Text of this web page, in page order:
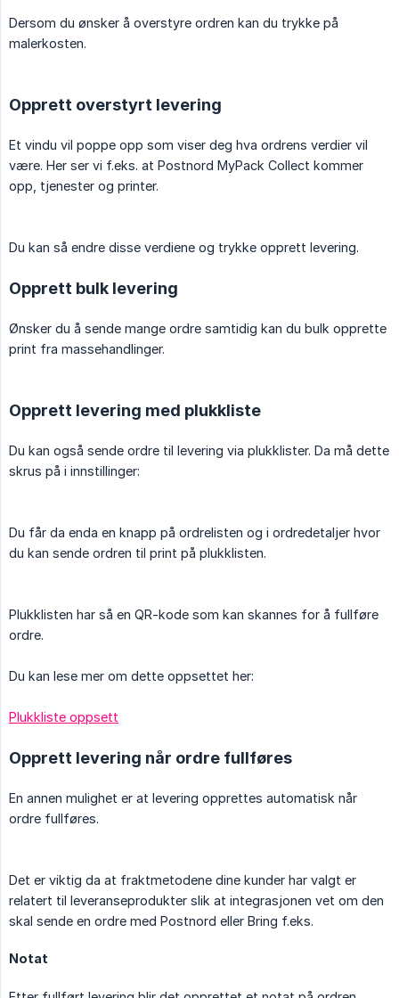
Dersom du ønsker å overstyre ordren kan du trykke på
malerkosten.
Opprett overstyrt levering
Et vindu vil poppe opp som viser deg hva ordrens verdier vil
være. Her ser vi f.eks. at Postnord MyPack Collect kommer
opp, tjenester og printer.
Du kan så endre disse verdiene og trykke opprett levering.
Opprett bulk levering
Ønsker du å sende mange ordre samtidig kan du bulk opprette
print fra massehandlinger.
Opprett levering med plukkliste
Du kan også sende ordre til levering via plukklister. Da må dette
skrus på i innstillinger:
Du får da enda en knapp på ordrelisten og i ordredetaljer hvor
du kan sende ordren til print på plukklisten.
Plukklisten har så en QR-kode som kan skannes for å fullføre
ordre.
Du kan lese mer om dette oppsettet her:
Plukkliste oppsett
Opprett levering når ordre fullføres
En annen mulighet er at levering opprettes automatisk når
ordre fullføres.
Det er viktig da at fraktmetodene dine kunder har valgt er
relatert til leveranseprodukter slik at integrasjonen vet om den
skal sende en ordre med Postnord eller Bring f.eks.
Notat